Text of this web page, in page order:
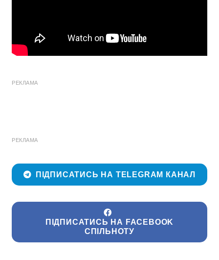
РЕКЛАМА
РЕКЛАМА
ПІДПИСАТИСЬ НА TELEGRAM КАНАЛ
ПІДПИСАТИСЬ НА FACEBOOK
СПІЛЬНОТУ